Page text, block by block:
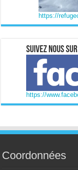
https://
https://
Coordonnées